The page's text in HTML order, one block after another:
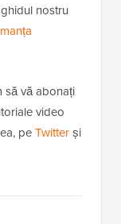
nostru
să vă abonați
video
peTwitterși